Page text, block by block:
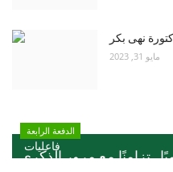
نهى بكر
مايو 31, 2023
فاعليات
الدفعة الرابعة